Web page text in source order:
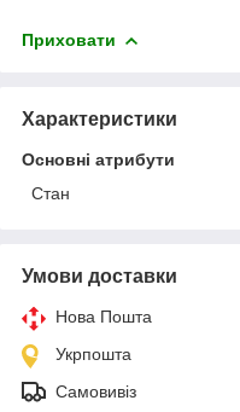
Приховати
Характеристики
Основні атрибути
Стан
Умови доставки
Нова Пошта
Укрпошта
Самовивіз